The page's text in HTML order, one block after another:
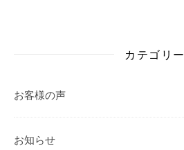
カテゴリー
お客様の声
お知らせ